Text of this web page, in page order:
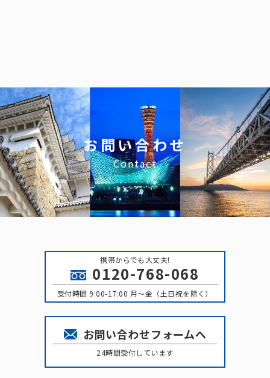
お問い合わせ
Contact
携帯からでも大丈夫!
0120-768-068
受付時間 9:00-17:00 月〜金（土日祝を除く）
お問い合わせフォームへ
24時間受付しています